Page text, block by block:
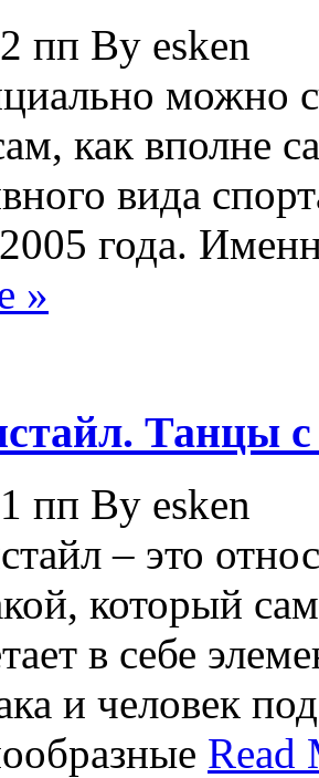
пп By esken
можно
как вполне
вида
года.
»
Танцы с
пп By esken
– это
который
в себе
и человек
Read